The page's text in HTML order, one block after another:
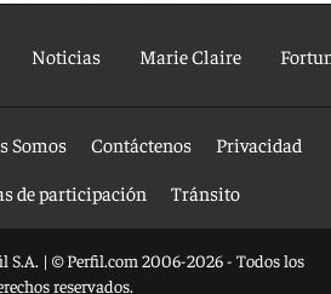
Noticias Marie Claire
Somos Contáctenos
Privacidad
de participación Tránsito
S.A. | © Perfil.com 2006-2026 - Todos los
reservados.